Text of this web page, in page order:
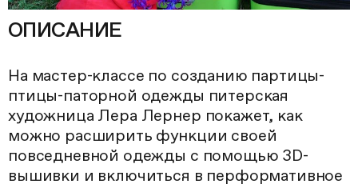
ОПИСАНИЕ
На мастер-классе по созданию партицы-
птицы-паторной одежды питерская
художница Лера Лернер покажет, как
можно расширить функции своей
повседневной одежды с помощью 3D-
вышивки и включиться в перформативное